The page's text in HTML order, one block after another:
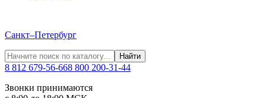
Санкт–Петербург
Найти
8 812 679-56-668 800 200-31-44
Звонки принимаются